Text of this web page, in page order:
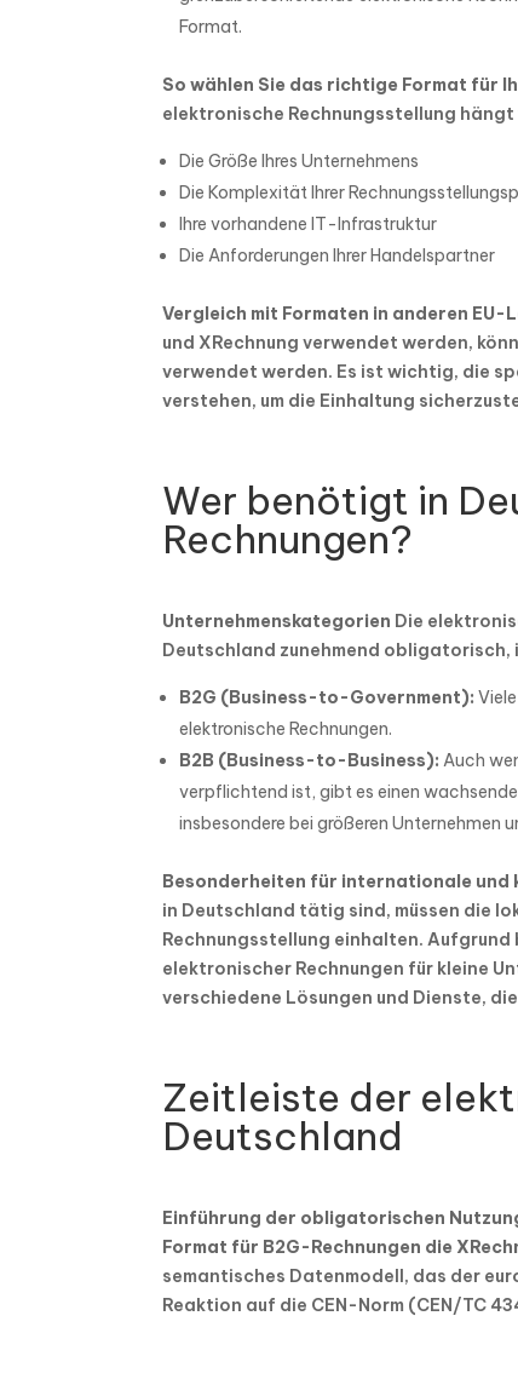
Format.
So wählen Sie das richtige Format für
elektronische Rechnungsstellung
Die Größe Ihres Unternehmens
Die Komplexität Ihrer
Ihre vorhandene IT-Infrastruktur
Die Anforderungen Ihrer Handelspartner
Vergleich mit Formaten in anderen EU-
und XRechnung verwendet werden,
verwendet werden. Es ist wichtig, die
verstehen, um die Einhaltung
Wer benötigt in
Rechnungen?
Unternehmenskategorien Die
Deutschland zunehmend
B2G (Business-to-Government):
elektronische Rechnungen.
B2B (Business-to-Business): Auch
verpflichtend ist, gibt es einen
insbesondere bei größeren Unternehmen
Besonderheiten für internationale und
in Deutschland tätig sind, müssen die
Rechnungsstellung einhalten.
elektronischer Rechnungen für kleine
verschiedene Lösungen und Dienste,
Zeitleiste der
Deutschland
Einführung der obligatorischen
Format für B2G-Rechnungen die
semantisches Datenmodell, das der
Reaktion auf die CEN-Norm (CEN/TC